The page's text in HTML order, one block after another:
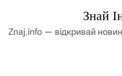
Знай
Znaj.info — відкривай